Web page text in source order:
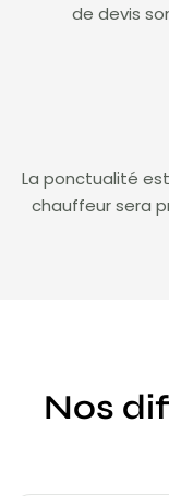
de devis
La ponctualité
chauffeur sera
Nos